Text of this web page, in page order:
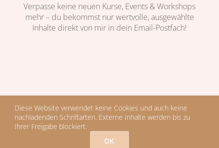
Verpasse keine neuen Kurse, Events & Workshops
mehr – du bekommst nur wertvolle, ausgewählte
Inhalte direkt von mir in dein Email-Postfach!
© 2022 Copyright | Design by Verena Teuber | BIRD of Paradise |
Impressum|Datenschutzerklärung|Cookie Policy
Facebook Instagram
Diese Website verwendet keine Cookies und auch keine
nachladenden Schriftarten. Externe Inhalte werden bis zu
Ihrer Freigabe blockiert.
OK